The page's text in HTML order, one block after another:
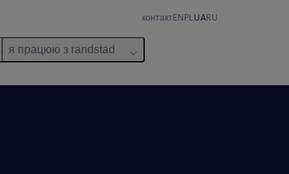
контактENPL UARU
я працюю з randstad